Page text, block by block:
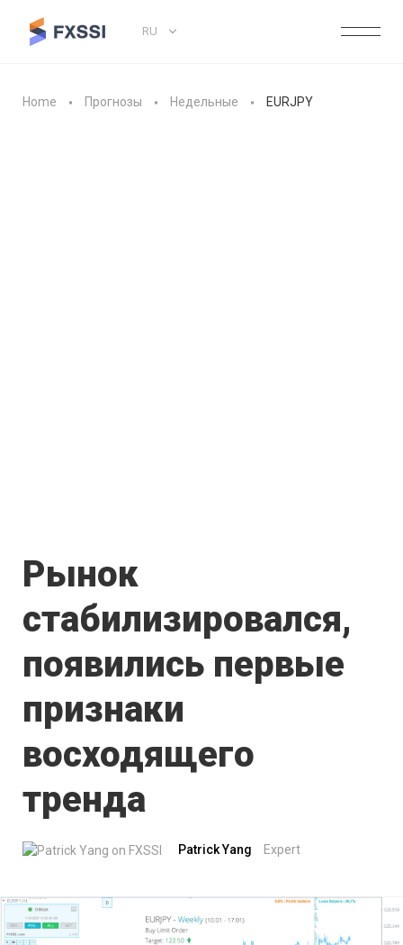
RU
Home Прогнозы Недельные EURJPY
Рынок
стабилизировался,
появились первые
признаки
восходящего
тренда
Patrick Yang Expert